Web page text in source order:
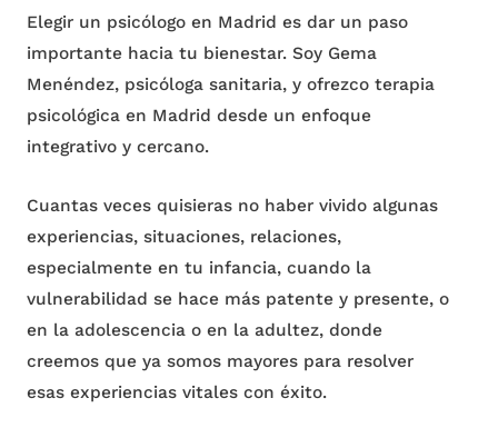
Elegir un psicólogo en Madrid es dar un paso
importante hacia tu bienestar. Soy Gema
Menéndez, psicóloga sanitaria, y ofrezco terapia
psicológica en Madrid desde un enfoque
integrativo y cercano.
Cuantas veces quisieras no haber vivido algunas
experiencias, situaciones, relaciones,
especialmente en tu infancia, cuando la
vulnerabilidad se hace más patente y presente, o
en la adolescencia o en la adultez, donde
creemos que ya somos mayores para resolver
esas experiencias vitales con éxito.